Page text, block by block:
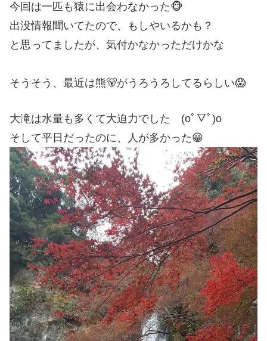
今回は一匹も猿に出会わなかった🐵
出没情報聞いてたので、もしやいるかも？
と思ってましたが、気付かなかっただけかな
そうそう、最近は熊🐻がうろうろしてるらしい😱
大滝は水量も多くて大迫力でした (oﾟ▽ﾟ)o
そして平日だったのに、人が多かった😀